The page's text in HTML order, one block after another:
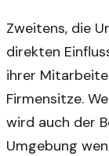
Zweitens, die
direkten
ihrer
Firmensitze.
wird auch der
Umgebung